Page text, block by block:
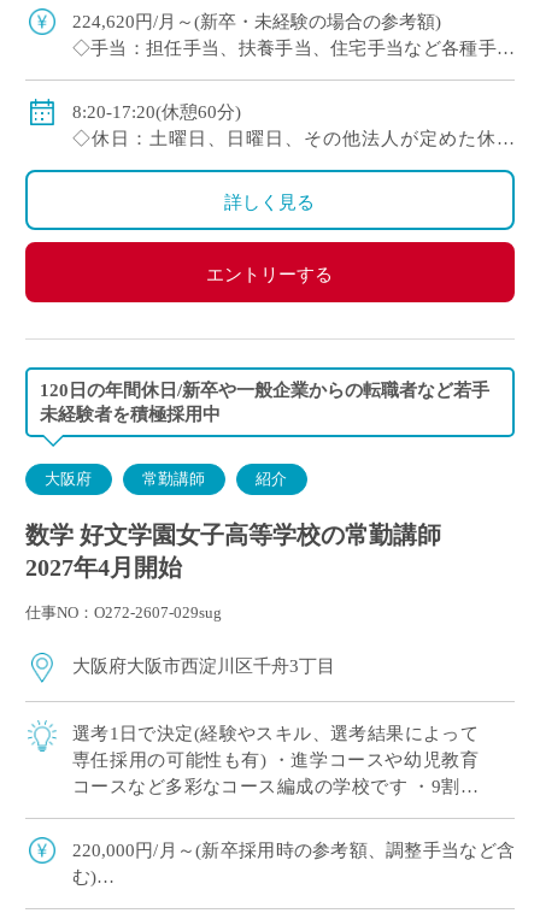
動部系)など負担軽減 ・将来的に専任 […]
224,620円/月～(新卒・未経験の場合の参考額)
◇手当：担任手当、扶養手当、住宅手当など各種手当
あり
◇賞与：有
◇保険：私学共済、雇用保険、労災保険
8:20-17:20(休憩60分)
◇休日：土曜日、日曜日、その他法人が定めた休日
(8/9～18、12/29～1/4)
・イベント等で休日出勤した場合は振替休日あり
詳しく見る
エントリーする
120日の年間休日/新卒や一般企業からの転職者など若手
未経験者を積極採用中
大阪府 常勤講師 紹介
数学 好文学園女子高等学校の常勤講師
2027年4月開始
仕事NO：O272-2607-029sug
大阪府大阪市西淀川区千舟3丁目
選考1日で決定(経験やスキル、選考結果によって
専任採用の可能性も有) ・進学コースや幼児教育
コースなど多彩なコース編成の学校です ・9割以
上の生徒が大学や短大、専門学校に進学していま
す ・新卒や社会人からのキャリアチェン […]
220,000円/月～(新卒採用時の参考額、調整手当など含
む)
◇手当：各種有